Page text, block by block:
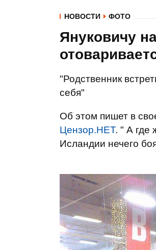
НОВОСТИ ФОТО
Януковичу
"Родственник
себя"
Об этом пишет в
Цензор.НЕТ. " А где
Исландии нечего